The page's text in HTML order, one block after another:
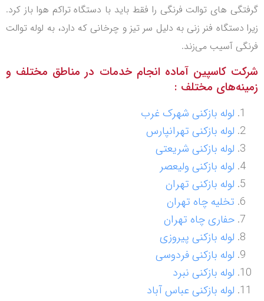
گرفتگی های توالت فرنگی را فقط باید با دستگاه تراکم هوا باز کرد.
زیرا دستگاه فنر زنی به دلیل سر تیز و چرخانی که دارد، به لوله توالت
فرنگی آسیب می‌زند.
شرکت کاسپین آماده انجام خدمات در مناطق مختلف و
زمینه‌های مختلف :
لوله بازکنی شهرک غرب
لوله بازکنی تهرانپارس
لوله بازکنی شریعتی
لوله بازکنی ولیعصر
لوله بازکنی تهران
تخلیه چاه تهران
حفاری چاه تهران
لوله بازکنی پیروزی
لوله بازکنی فردوسی
لوله بازکنی نبرد
لوله بازکنی عباس آباد